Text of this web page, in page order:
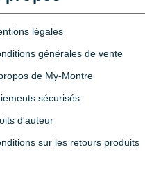
légales
générales de vente
de My-Montre
sécurisés
d'auteur
sur les retours produits